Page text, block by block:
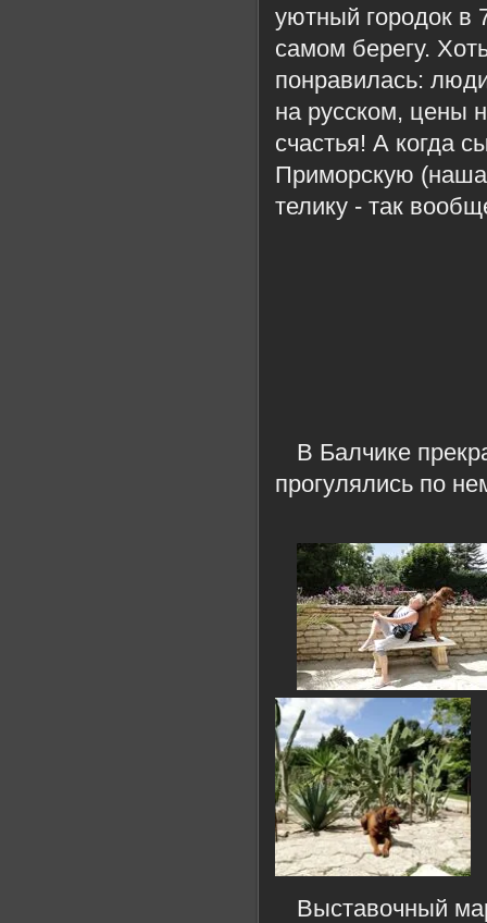
уютный городок в
самом берегу.
понравилась:
на русском, цены
счастья! А когда
Приморскую
телику - так
В Балчике
прогулялись по
Выставочный